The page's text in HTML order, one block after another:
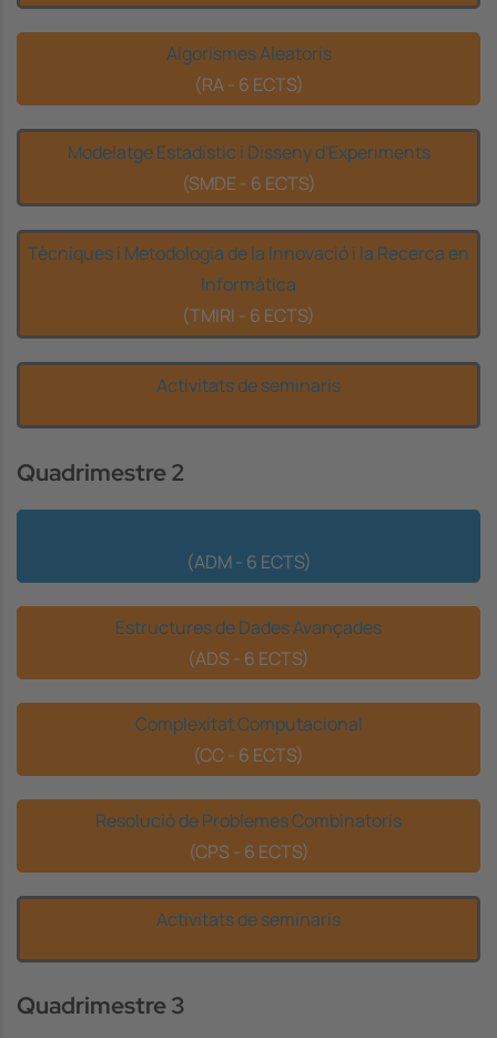
Algorismes Aleatoris
(RA - 6 ECTS)
Modelatge Estadístic i Disseny d'Experiments
(SMDE - 6 ECTS)
Tècniques i Metodologia de la Innovació i la Recerca en
Informàtica
(TMIRI - 6 ECTS)
Activitats de seminaris
Quadrimestre 2
(ADM - 6 ECTS)
Estructures de Dades Avançades
(ADS - 6 ECTS)
Complexitat Computacional
(CC - 6 ECTS)
Resolució de Problemes Combinatoris
(CPS - 6 ECTS)
Activitats de seminaris
Quadrimestre 3